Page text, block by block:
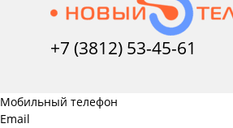
+7 (3812) 53-45-61
Мобильный телефон
Email